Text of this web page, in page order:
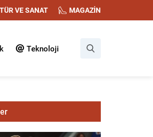
VE SANAT MAGAZİN
Teknoloji